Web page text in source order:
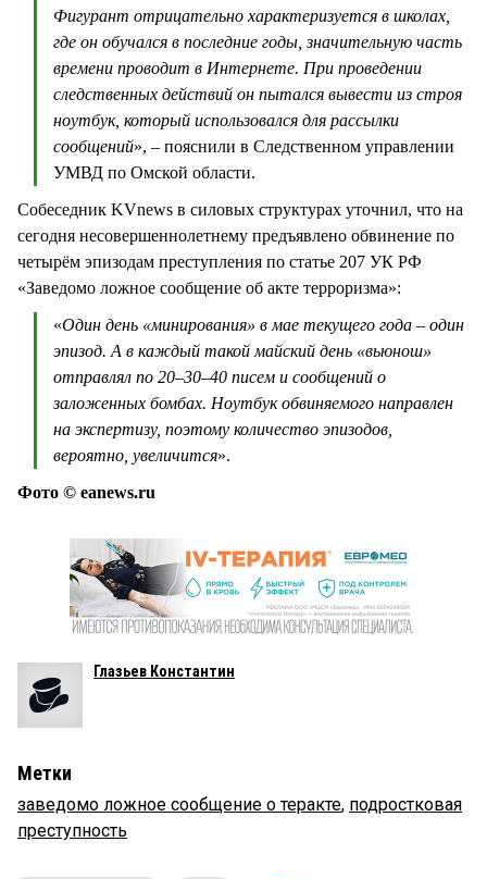
Фигурант отрицательно характеризуется в школах,
где он обучался в последние годы, значительную часть
времени проводит в Интернете. При проведении
следственных действий он пытался вывести из строя
ноутбук, который использовался для рассылки
сообщений», – пояснили в Следственном управлении
УМВД по Омской области.
Собеседник KVnews в силовых структурах уточнил, что на
сегодня несовершеннолетнему предъявлено обвинение по
четырём эпизодам преступления по статье 207 УК РФ
«Заведомо ложное сообщение об акте терроризма»:
«Один день «минирования» в мае текущего года – один
эпизод. А в каждый такой майский день «вьюнош»
отправлял по 20–30–40 писем и сообщений о
заложенных бомбах. Ноутбук обвиняемого направлен
на экспертизу, поэтому количество эпизодов,
вероятно, увеличится».
Фото © eanews.ru
Глазьев Константин
Метки
заведомо ложное сообщение о теракте, подростковая
преступность